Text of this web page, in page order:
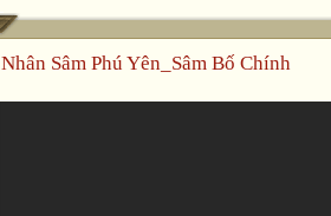
Nhân Sâm Phú Yên_Sâm Bố Chính